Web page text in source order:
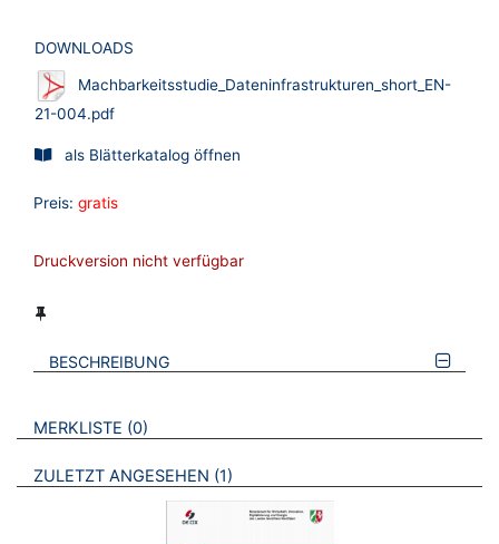
DOWNLOADS
Machbarkeitsstudie_Dateninfrastrukturen_short_EN-
21-004.pdf
als Blätterkatalog öffnen
Preis: gratis
Druckversion nicht verfügbar
BESCHREIBUNG
VERWEISE AUF VERMERKTE- ODER ZULETZT ANGESEHENE
MERKLISTE 0 BROSCHÜREN
ZULETZT ANGESEHEN 1 BROSCHÜREN